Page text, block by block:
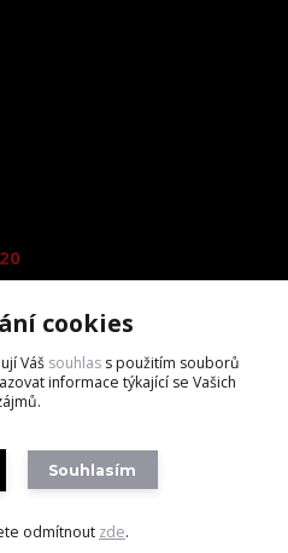
cookies
Váš souhlas s použitím souborů
informace týkající se Vašich
Souhlasím
odmítnout zde.